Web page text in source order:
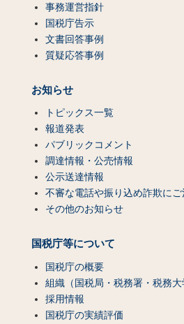
事務運営指針
国税庁告示
文書回答事例
質疑応答事例
お知らせ
トピックス一覧
報道発表
パブリックコメント
調達情報・公売情報
公示送達情報
不審な電話や振り込め詐欺にご
その他のお知らせ
国税庁等について
国税庁の概要
組織（国税局・税務署・税務大
採用情報
国税庁の実績評価